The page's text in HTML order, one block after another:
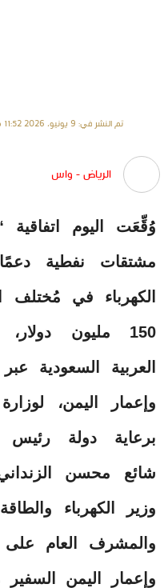
تم النشر في: 9 يونيو، 2026 11:52 م
الرياض - واس
وُقِّعَت اليوم اتفاقية
مشتقات نفطية
الكهرباء في مُختلف
150 مليون
العربية السعودية
وإعمار اليمن،
برعاية دولة رئيس
شائع محسن
وزير الكهرباء
والمشرف العام على
وإعمار اليمن